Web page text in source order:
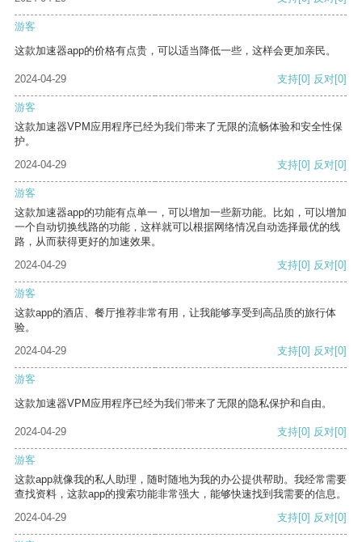
游客
这款加速器app的价格有点贵，可以适当降低一些，这样会更加亲民。
2024-04-29 支持[0] 反对[0]
游客
这款加速器VPM应用程序已经为我们带来了无限的流畅体验和安全性保
护。
2024-04-29
支持[0] 反对[0]
游客
这款加速器app的功能有点单一，可以增加一些新功能。比如，可以增加
一个自动切换线路的功能，这样就可以根据网络情况自动选择最优的线
路，从而获得更好的加速效果。
2024-04-29
支持[0] 反对[0]
游客
这款app的酒店、餐厅推荐非常有用，让我能够享受到高品质的旅行体
验。
2024-04-29
支持[0] 反对[0]
游客
这款加速器VPM应用程序已经为我们带来了无限的隐私保护和自由。
2024-04-29 支持[0] 反对[0]
游客
这款app就像我的私人助理，随时随地为我的办公提供帮助。我经常需要
查找资料，这款app的搜索功能非常强大，能够快速找到我需要的信息。
2024-04-29
支持[0] 反对[0]